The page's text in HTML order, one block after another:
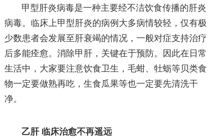
甲型肝炎病毒是一种主要经不洁饮食传播的肝炎
病毒。临床上甲型肝炎的病例大多病情较轻，仅有极
少数患者会发展至肝衰竭的情况，一般对症支持治疗
后多能痊愈。消除甲肝，关键在于预防。因此在日常
生活中，大家要注意饮食卫生，毛蚶、牡蛎等贝类食
物一定要做熟再吃，生食瓜果等也一定要先清洗干
净。
乙肝 临床治愈不再遥远